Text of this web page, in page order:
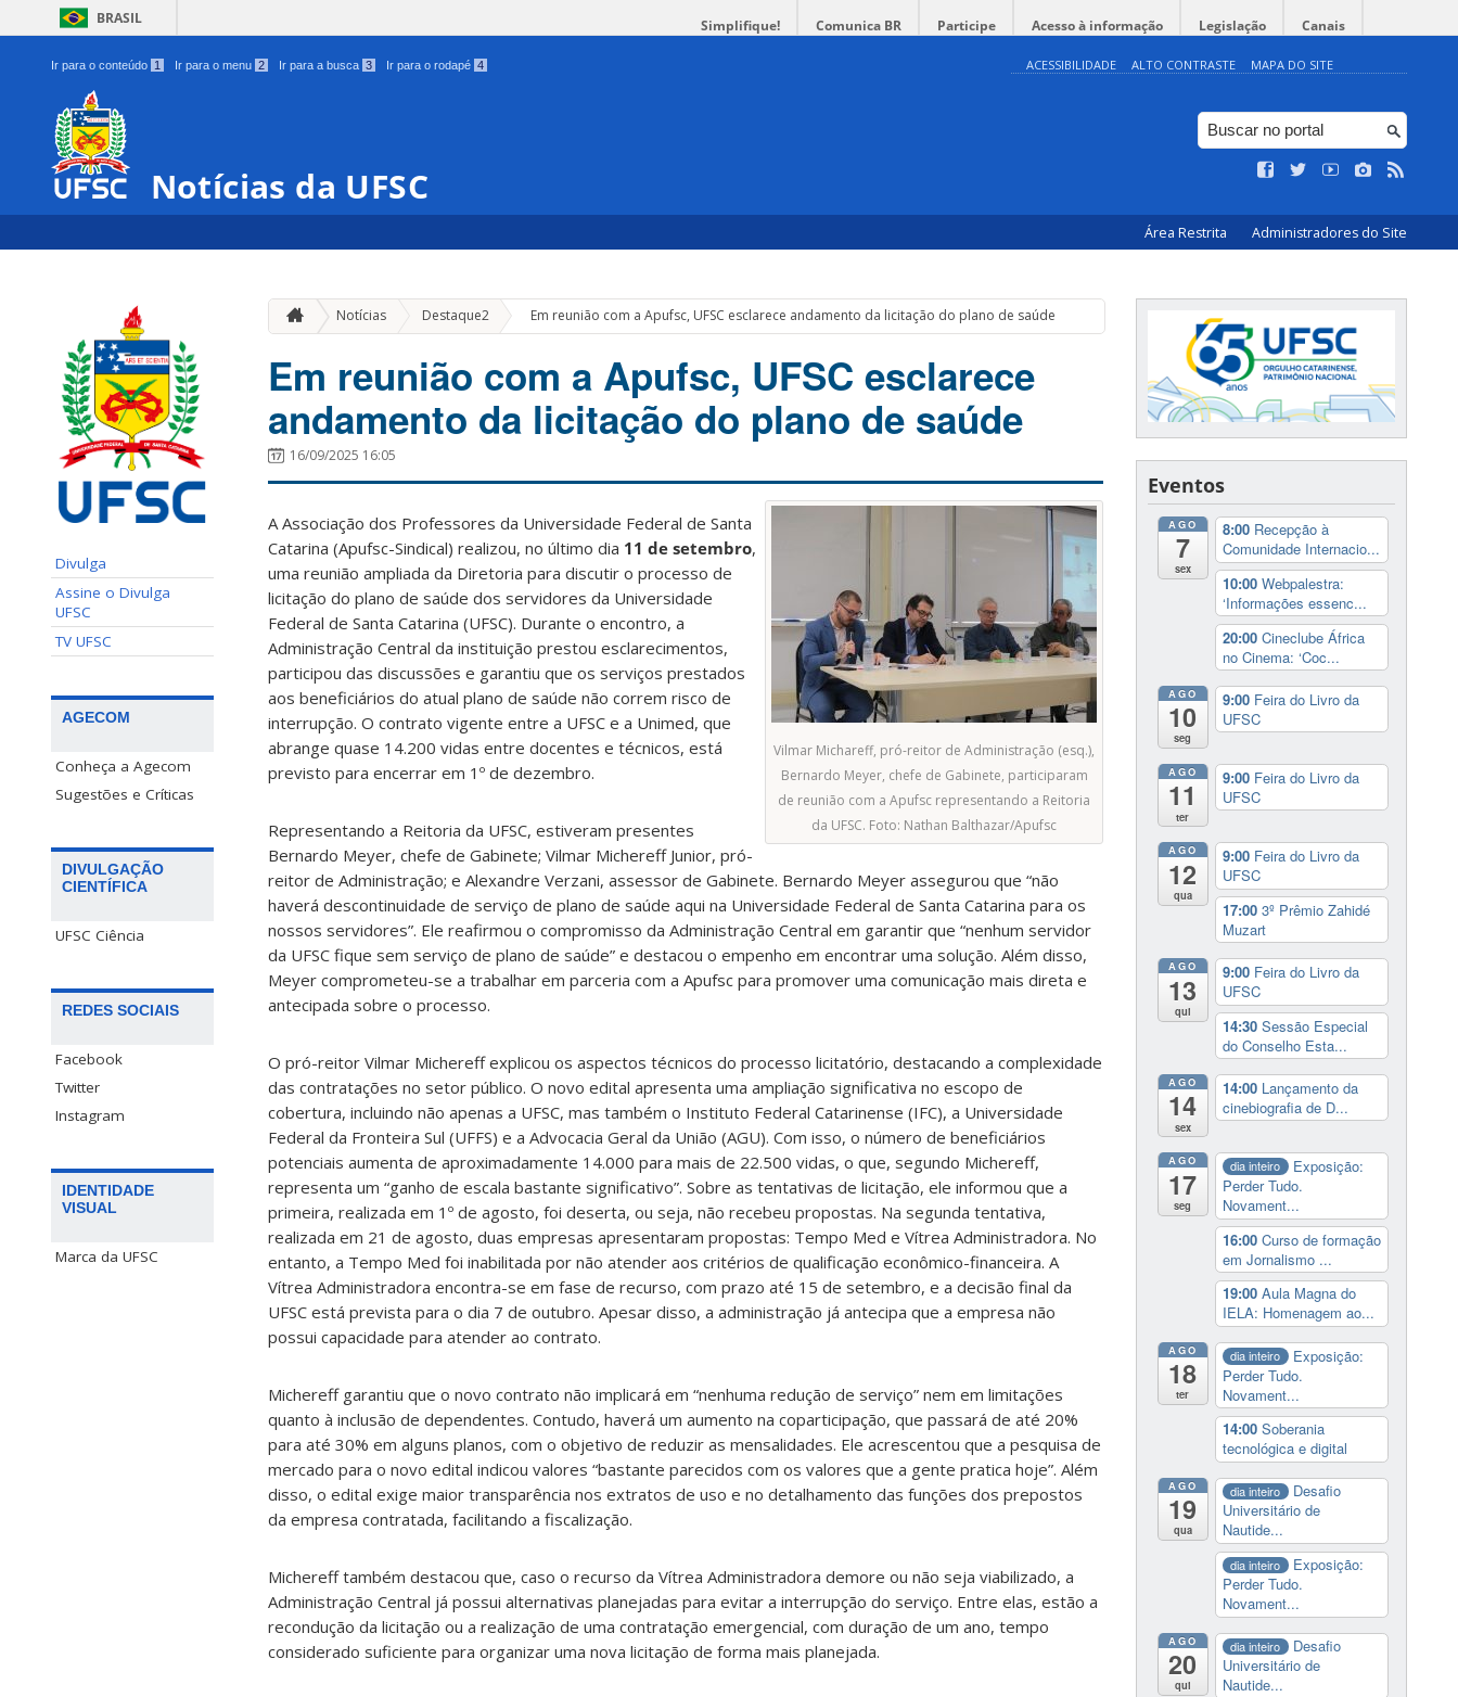
BRASIL Simplifique! Comunica BR Participe Acesso à informação Legislação Canais
Ir para o conteúdo 1 Ir para o menu 2 Ir para a busca 3 Ir para o rodapé 4 ACESSIBILIDADE ALTO CONTRASTE MAPA DO SITE
Notícias da UFSC
Área Restrita Administradores do Site
Divulga
Assine o Divulga
UFSC
TV UFSC
AGECOM
Conheça a Agecom
Sugestões e Críticas
DIVULGAÇÃO
CIENTÍFICA
UFSC Ciência
REDES SOCIAIS
Facebook
Twitter
Instagram
IDENTIDADE
VISUAL
Marca da UFSC
Notícias Destaque2 » Em reunião com a Apufsc, UFSC esclarece andamento da licitação do plano de saúde
Em reunião com a Apufsc, UFSC esclarece
andamento da licitação do plano de saúde
16/09/2025 16:05
Vilmar Michareff, pró-reitor de Administração (esq.),
Bernardo Meyer, chefe de Gabinete, participaram
de reunião com a Apufsc representando a Reitoria
da UFSC. Foto: Nathan Balthazar/Apufsc
A Associação dos Professores da Universidade Federal de Santa
Catarina (Apufsc-Sindical) realizou, no último dia 11 de setembro,
uma reunião ampliada da Diretoria para discutir o processo de
licitação do plano de saúde dos servidores da Universidade
Federal de Santa Catarina (UFSC). Durante o encontro, a
Administração Central da instituição prestou esclarecimentos,
participou das discussões e garantiu que os serviços prestados
aos beneficiários do atual plano de saúde não correm risco de
interrupção. O contrato vigente entre a UFSC e a Unimed, que
abrange quase 14.200 vidas entre docentes e técnicos, está
previsto para encerrar em 1º de dezembro.
Representando a Reitoria da UFSC, estiveram presentes
Bernardo Meyer, chefe de Gabinete; Vilmar Michereff Junior, pró-
reitor de Administração; e Alexandre Verzani, assessor de Gabinete. Bernardo Meyer assegurou que “não
haverá descontinuidade de serviço de plano de saúde aqui na Universidade Federal de Santa Catarina para os
nossos servidores”. Ele reafirmou o compromisso da Administração Central em garantir que “nenhum servidor
da UFSC fique sem serviço de plano de saúde” e destacou o empenho em encontrar uma solução. Além disso,
Meyer comprometeu-se a trabalhar em parceria com a Apufsc para promover uma comunicação mais direta e
antecipada sobre o processo.
O pró-reitor Vilmar Michereff explicou os aspectos técnicos do processo licitatório, destacando a complexidade
das contratações no setor público. O novo edital apresenta uma ampliação significativa no escopo de
cobertura, incluindo não apenas a UFSC, mas também o Instituto Federal Catarinense (IFC), a Universidade
Federal da Fronteira Sul (UFFS) e a Advocacia Geral da União (AGU). Com isso, o número de beneficiários
potenciais aumenta de aproximadamente 14.000 para mais de 22.500 vidas, o que, segundo Michereff,
representa um “ganho de escala bastante significativo”. Sobre as tentativas de licitação, ele informou que a
primeira, realizada em 1º de agosto, foi deserta, ou seja, não recebeu propostas. Na segunda tentativa,
realizada em 21 de agosto, duas empresas apresentaram propostas: Tempo Med e Vítrea Administradora. No
entanto, a Tempo Med foi inabilitada por não atender aos critérios de qualificação econômico-financeira. A
Vítrea Administradora encontra-se em fase de recurso, com prazo até 15 de setembro, e a decisão final da
UFSC está prevista para o dia 7 de outubro. Apesar disso, a administração já antecipa que a empresa não
possui capacidade para atender ao contrato.
Michereff garantiu que o novo contrato não implicará em “nenhuma redução de serviço” nem em limitações
quanto à inclusão de dependentes. Contudo, haverá um aumento na coparticipação, que passará de até 20%
para até 30% em alguns planos, com o objetivo de reduzir as mensalidades. Ele acrescentou que a pesquisa de
mercado para o novo edital indicou valores “bastante parecidos com os valores que a gente pratica hoje”. Além
disso, o edital exige maior transparência nos extratos de uso e no detalhamento das funções dos prepostos
da empresa contratada, facilitando a fiscalização.
Michereff também destacou que, caso o recurso da Vítrea Administradora demore ou não seja viabilizado, a
Administração Central já possui alternativas planejadas para evitar a interrupção do serviço. Entre elas, estão a
recondução da licitação ou a realização de uma contratação emergencial, com duração de um ano, tempo
considerado suficiente para organizar uma nova licitação de forma mais planejada.
Eventos
AGO
7
sex
8:00 Recepção à
Comunidade Internacio...
10:00 Webpalestra:
‘Informações essenc...
20:00 Cineclube África
no Cinema: ‘Coc...
AGO
10
seg
9:00 Feira do Livro da
UFSC
AGO
11
ter
9:00 Feira do Livro da
UFSC
AGO
12
qua
9:00 Feira do Livro da
UFSC
17:00 3º Prêmio Zahidé
Muzart
AGO
13
qui
9:00 Feira do Livro da
UFSC
14:30 Sessão Especial
do Conselho Esta...
AGO
14
sex
14:00 Lançamento da
cinebiografia de D...
AGO
17
seg
dia inteiro
Exposição:
Perder Tudo.
Novament...
16:00 Curso de formação
em Jornalismo ...
19:00 Aula Magna do
IELA: Homenagem ao...
AGO
18
ter
dia inteiro
Exposição:
Perder Tudo.
Novament...
14:00 Soberania
tecnológica e digital
AGO
19
qua
dia inteiro
Desafio
Universitário de
Nautide...
dia inteiro
Exposição:
Perder Tudo.
Novament...
AGO
20
qui
dia inteiro
Desafio
Universitário de
Nautide...